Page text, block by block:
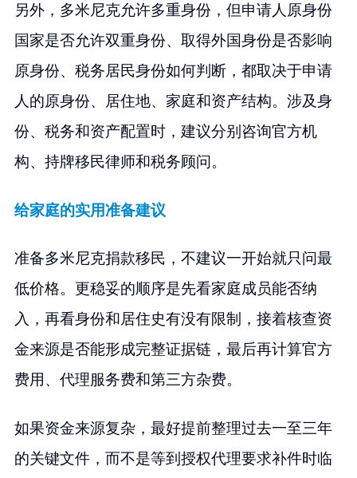
另外，多米尼克允许多重身份，但申请人原身份
国家是否允许双重身份、取得外国身份是否影响
原身份、税务居民身份如何判断，都取决于申请
人的原身份、居住地、家庭和资产结构。涉及身
份、税务和资产配置时，建议分别咨询官方机
构、持牌移民律师和税务顾问。
给家庭的实用准备建议
准备多米尼克捐款移民，不建议一开始就只问最
低价格。更稳妥的顺序是先看家庭成员能否纳
入，再看身份和居住史有没有限制，接着核查资
金来源是否能形成完整证据链，最后再计算官方
费用、代理服务费和第三方杂费。
如果资金来源复杂，最好提前整理过去一至三年
的关键文件，而不是等到授权代理要求补件时临